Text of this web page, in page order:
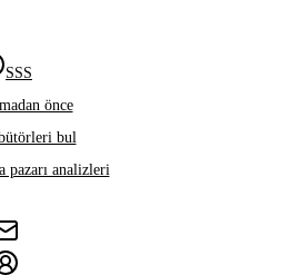
SSS
önce
bul
pazarı analizleri